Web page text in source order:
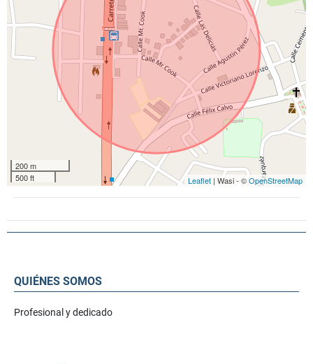
200 m
500 ft
Leaflet | Wasi - ©OpenStreetMap
QUIÉNES SOMOS
Profesional y dedicado